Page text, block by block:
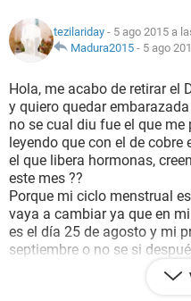
NUTRICIÓN
SEXUALIDAD
GLOSARIO
tezilariday - 5 ago 2015 a
Madura2015 - 5 ago
Hola, me acabo de retirar el
y quiero quedar
no se cual diu fue el que me
leyendo que con el de
el que libera hormonas,
este mes ??
Porque mi ciclo menstrual
vaya a cambiar ya que en
es el día 25 de agosto y mi
septiembre o no se si
irregular. Espero y me